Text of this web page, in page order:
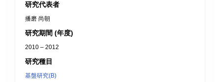
研究代表者
播磨 尚朝
研究期間 (年度)
2010 – 2012
研究種目
基盤研究(B)